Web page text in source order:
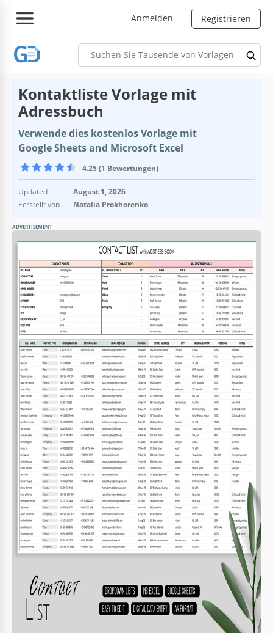
Anmelden Registrieren
Kontaktliste Vorlage mit
Adressbuch
Verwende dies kostenlos Vorlage mit
Google Sheets and Microsoft Excel
4.25 (1 Bewertungen)
Updated
August 1, 2026
Ecrstellt von
Natalia Prokhorenko
ADVERTISEMENT